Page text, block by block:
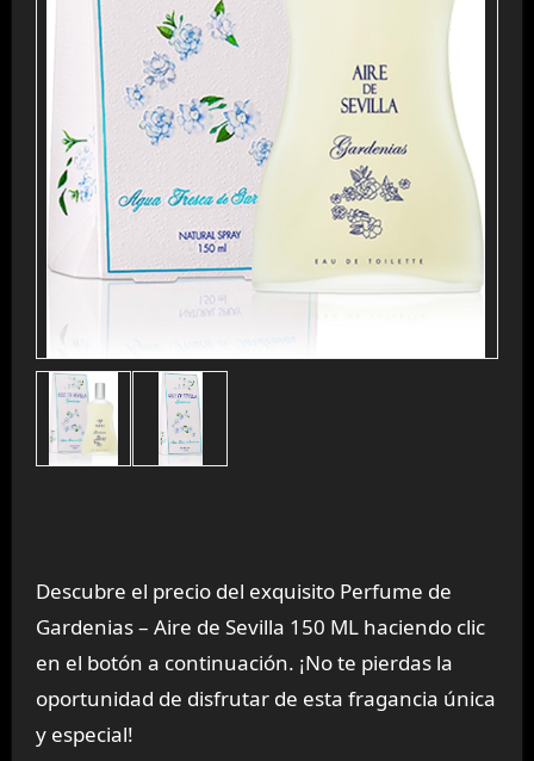
Descubre el precio del exquisito Perfume de
Gardenias – Aire de Sevilla 150 ML haciendo clic
en el botón a continuación. ¡No te pierdas la
oportunidad de disfrutar de esta fragancia única
y especial!